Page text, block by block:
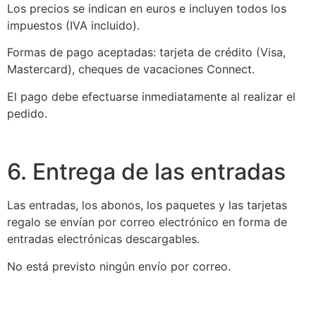
Los precios se indican en euros e incluyen todos los
impuestos (IVA incluido).
Formas de pago aceptadas: tarjeta de crédito (Visa,
Mastercard), cheques de vacaciones Connect.
El pago debe efectuarse inmediatamente al realizar el
pedido.
6. Entrega de las entradas
Las entradas, los abonos, los paquetes y las tarjetas
regalo se envían por correo electrónico en forma de
entradas electrónicas descargables.
No está previsto ningún envío por correo.